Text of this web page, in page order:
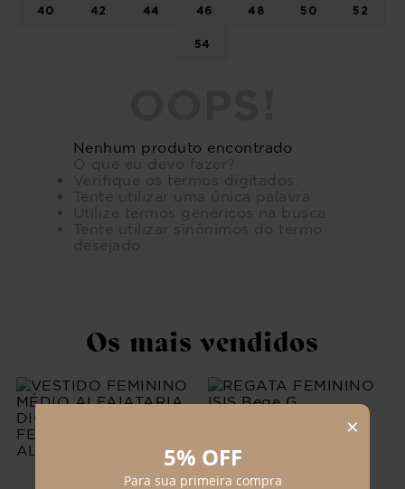
40 42 44 46 48 50 52
54
Nenhum produto encontrado
O que eu devo fazer?
Verifique os termos digitados.
Tente utilizar uma única palavra.
Utilize termos genéricos na busca.
Tente utilizar sinônimos do termo
desejado.
Os mais vendidos